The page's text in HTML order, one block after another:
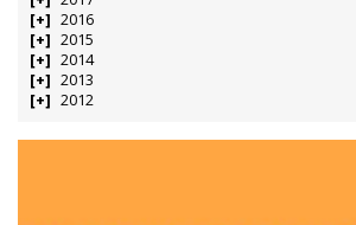
2016
2015
2014
2013
2012